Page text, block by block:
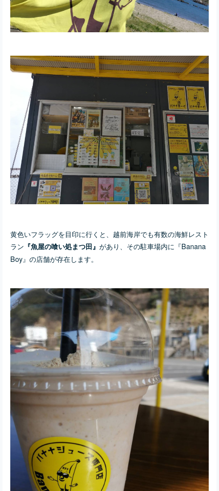
黄色いフラッグを目印に行くと、越前海岸でも有数の海鮮レスト
ラン 『魚屋の喰い処まつ田』 があり、その駐車場内に『Banana
Boy』の店舗が存在します。